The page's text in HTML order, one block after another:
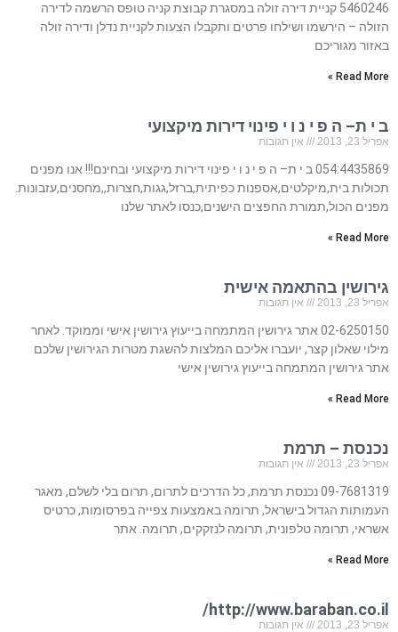
5460246 קניית דירה זולה במסגרת קבוצת קניה טופס הרשמה לדירה
הזולה – הירשמו ושילחו פרטים ותקבלו הצעות לקניית נדלן ודירה זולה
באזור מגוריכם
Read More »
ב י ת– ה פ י נ ו י פינוי דירות מיקצועי
אפריל 23, 2013 אין תגובות
054:4435869 ב י ת– ה פ י נ ו י פינוי דירות מיקצועי ובחינם!!! אנו מפנים
תכולות בית,מיקלטים,אספנות כפיתית,ברזל,גגות,חצרות,,מחסנים,עזבונות.
מפנים הכול,תמורת החפצים הישנים,כנסו לאתר שלנו
Read More »
גירושין בהתאמה אישית
אפריל 23, 2013 אין תגובות
02-6250150 אתר גירושין המתמחה בייעוץ גירושין אישי וממוקד. לאחר
מילוי שאלון קצר, יועברו אליכם המלצות להשגת מטרות הגירושין שלכם
אתר גירושין המתמחה בייעוץ גירושין אישי
Read More »
נכנסת – תרמת
אפריל 23, 2013 אין תגובות
09-7681319 נכנסת תרמת, כל הדרכים לתרום, תרום בלי לשלם, מאגר
העמותות הגדול בישראל, תרומה באמצעות צפייה בפרסומות, כרטיס
אשראי, תרומה טלפונית, תרומה לנזקקים, תרומה. אתר
Read More »
http://www.baraban.co.il/
אפריל 23, 2013 אין תגובות